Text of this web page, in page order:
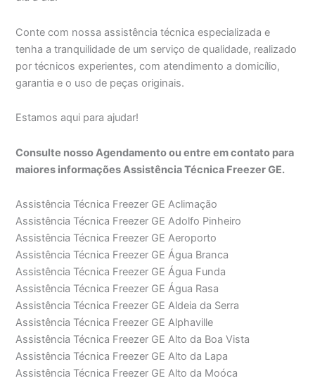
Conte com nossa assistência técnica especializada e
tenha a tranquilidade de um serviço de qualidade, realizado
por técnicos experientes, com atendimento a domicílio,
garantia e o uso de peças originais.
Estamos aqui para ajudar!
Consulte nosso Agendamento ou entre em contato para
maiores informações Assistência Técnica Freezer GE.
Assistência Técnica Freezer GE Aclimação
Assistência Técnica Freezer GE Adolfo Pinheiro
Assistência Técnica Freezer GE Aeroporto
Assistência Técnica Freezer GE Água Branca
Assistência Técnica Freezer GE Água Funda
Assistência Técnica Freezer GE Água Rasa
Assistência Técnica Freezer GE Aldeia da Serra
Assistência Técnica Freezer GE Alphaville
Assistência Técnica Freezer GE Alto da Boa Vista
Assistência Técnica Freezer GE Alto da Lapa
Assistência Técnica Freezer GE Alto da Moóca